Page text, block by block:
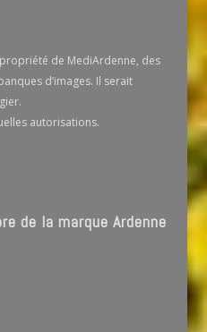
de MediArdenne, des
d’images. Il serait
autorisations.
de la marque Ardenne